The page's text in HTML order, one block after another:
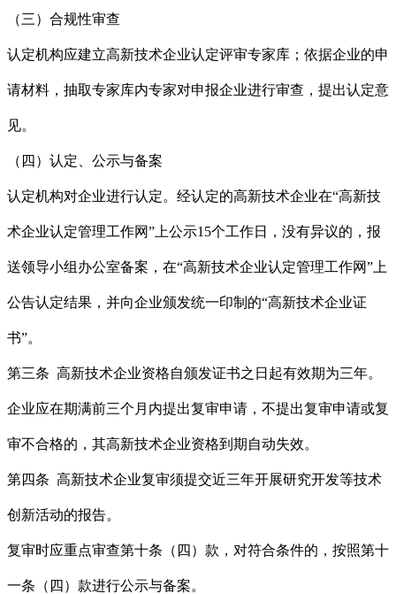
（三）合规性审查
认定机构应建立高新技术企业认定评审专家库；依据企业的申
请材料，抽取专家库内专家对申报企业进行审查，提出认定意
见。
（四）认定、公示与备案
认定机构对企业进行认定。经认定的高新技术企业在“高新技
术企业认定管理工作网”上公示15个工作日，没有异议的，报
送领导小组办公室备案，在“高新技术企业认定管理工作网”上
公告认定结果，并向企业颁发统一印制的“高新技术企业证
书”。
第三条 高新技术企业资格自颁发证书之日起有效期为三年。
企业应在期满前三个月内提出复审申请，不提出复审申请或复
审不合格的，其高新技术企业资格到期自动失效。
第四条 高新技术企业复审须提交近三年开展研究开发等技术
创新活动的报告。
复审时应重点审查第十条（四）款，对符合条件的，按照第十
一条（四）款进行公示与备案。